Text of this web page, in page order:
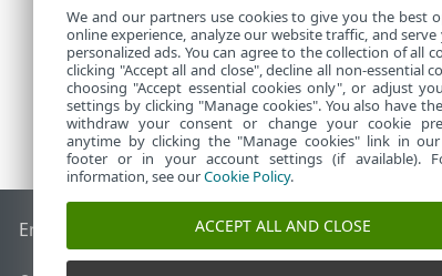
End of Life ESET-i teabebaasESET-i foorumESET
We and our partners use cookies to give you the best
online experience, analyze our website traffic, and
personalized ads. You can agree to the collection of all
clicking "Accept all and close", decline all non-essential
choosing "Accept essential cookies only", or adjust
settings by clicking "Manage cookies". You also have
withdraw your consent or change your cookie
anytime by clicking the "Manage cookies" link in
footer or in your account settings (if available).
information, see ourCookie Policy.
ACCEPT ALL AND CLOSE